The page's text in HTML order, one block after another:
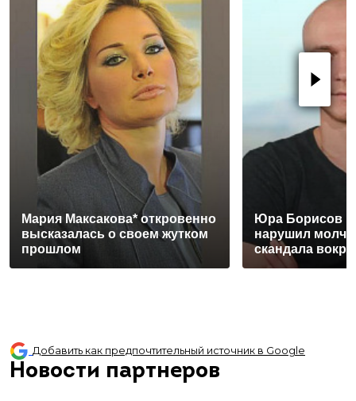
Мария Максакова* откровенно
высказалась о своем жутком
прошлом
Юра Борисов
нарушил
скандала
Добавить как предпочтительный источник в Google
Новости партнеров